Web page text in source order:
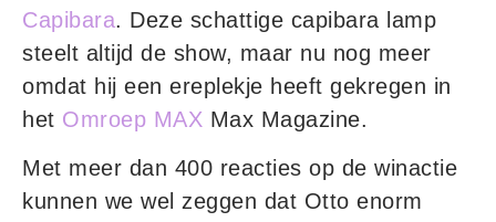
Capibara. Deze schattige capibara lamp
steelt altijd de show, maar nu nog meer
omdat hij een ereplekje heeft gekregen in
het Omroep MAX Max Magazine.
Met meer dan 400 reacties op de winactie
kunnen we wel zeggen dat Otto enorm